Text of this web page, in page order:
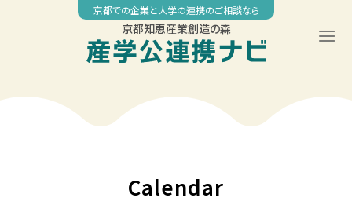
京都での企業と大学の連携のご相談なら
京都知恵産業創造の森
Calendar